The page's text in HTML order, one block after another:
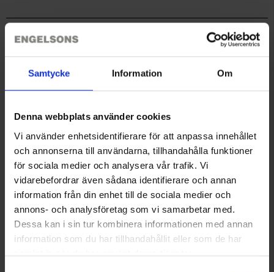
Samtycke Information Om
Denna webbplats använder cookies
Vi använder enhetsidentifierare för att anpassa innehållet
och annonserna till användarna, tillhandahålla funktioner
för sociala medier och analysera vår trafik. Vi
vidarebefordrar även sådana identifierare och annan
information från din enhet till de sociala medier och
annons- och analysföretag som vi samarbetar med.
Dessa kan i sin tur kombinera informationen med annan
information som du har tillhandahållit eller som de har
samlat in när du har använt deras tjänster.
Technische Spezifikation
Sie benötigen vielleicht auch
Plutotuch Original 50x70 cm
Ab9,95 €
Dogman Lieblingssnack 750 g
Ab3,95 €